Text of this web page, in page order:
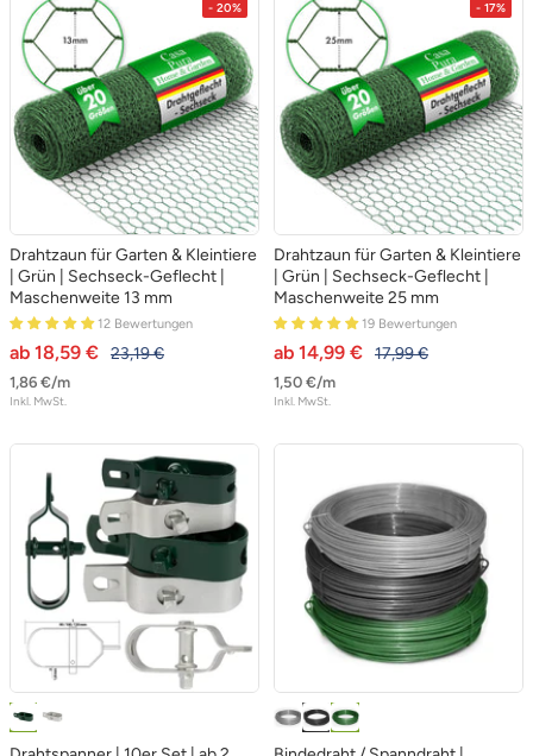
- 20%
Drahtzaun für Garten & Kleintiere
| Grün | Sechseck-Geflecht |
Maschenweite 13 mm
12 Bewertungen
angebotspreis
ab 18,59 € regulärer preis
23,19 €
1,86 €/m
Inkl. MwSt.
- 17%
Drahtzaun für Garten & Kleintiere
| Grün | Sechseck-Geflecht |
Maschenweite 25 mm
19 Bewertungen
angebotspreis
ab 14,99 € regulärer preis
17,99 €
1,50 €/m
Inkl. MwSt.
G
r
V
e
V
e
A
n
G